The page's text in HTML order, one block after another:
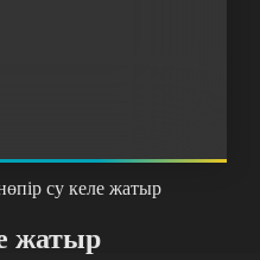
су келе жатыр
жатыр